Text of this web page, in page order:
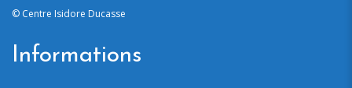
© Centre Isidore Ducasse
Informations